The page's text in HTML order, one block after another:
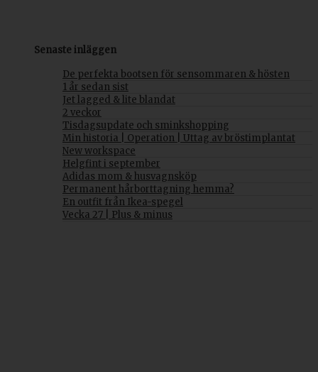
Senaste inläggen
De perfekta bootsen för sensommaren & hösten
1 år sedan sist
Jet lagged & lite blandat
2 veckor
Tisdagsupdate och sminkshopping
Min historia | Operation | Uttag av bröstimplantat
New workspace
Helgfint i september
Adidas mom & husvagnsköp
Permanent hårborttagning hemma?
En outfit från Ikea-spegel
Vecka 27 | Plus & minus